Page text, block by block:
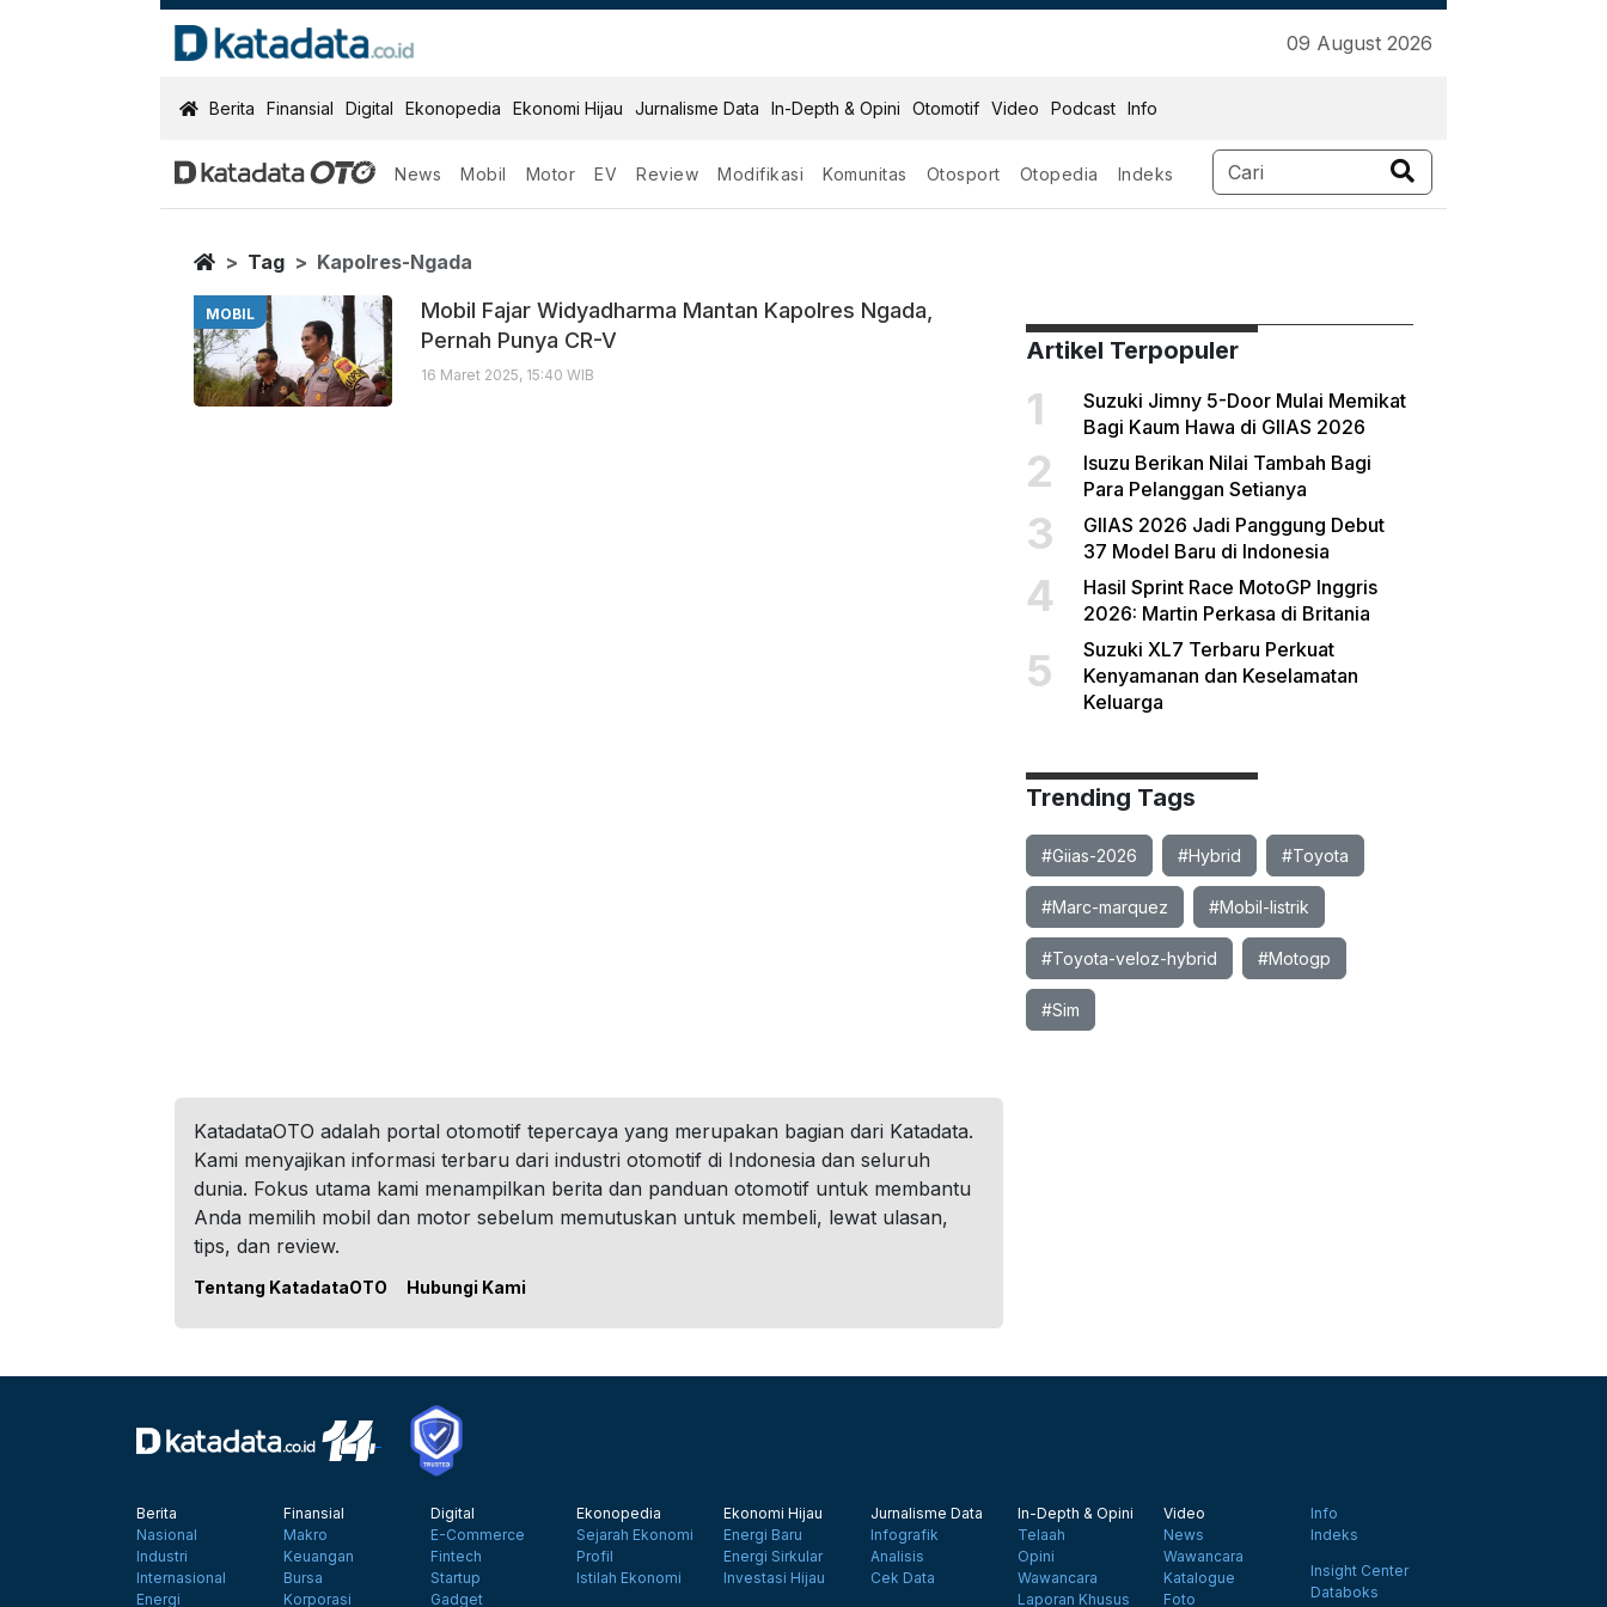
09 August 2026
KatadataOTO
Berita Finansial Digital Ekonopedia Ekonomi Hijau Jurnalisme Data In-Depth & Opini Otomotif Video Podcast Info
News Mobil Motor EV Review Modifikasi Komunitas Otosport Otopedia Indeks
Kapolres Ngada
Berita Terbaru
Home
Tag Kapolres-Ngada
MOBIL
Mobil Fajar Widyadharma Mantan Kapolres Ngada,
Pernah Punya CR-V
16 Maret 2025, 15:40 WIB
Artikel Terpopuler
1
Suzuki Jimny 5-Door Mulai Memikat
Bagi Kaum Hawa di GIIAS 2026
2
Isuzu Berikan Nilai Tambah Bagi
Para Pelanggan Setianya
3
GIIAS 2026 Jadi Panggung Debut
37 Model Baru di Indonesia
4
Hasil Sprint Race MotoGP Inggris
2026: Martin Perkasa di Britania
5
Suzuki XL7 Terbaru Perkuat
Kenyamanan dan Keselamatan
Keluarga
Trending Tags
#Giias-2026 #Hybrid #Toyota
#Marc-marquez #Mobil-listrik
#Toyota-veloz-hybrid #Motogp
#Sim
KatadataOTO adalah portal otomotif tepercaya yang merupakan bagian dari Katadata.
Kami menyajikan informasi terbaru dari industri otomotif di Indonesia dan seluruh
dunia. Fokus utama kami menampilkan berita dan panduan otomotif untuk membantu
Anda memilih mobil dan motor sebelum memutuskan untuk membeli, lewat ulasan,
tips, dan review.
Tentang KatadataOTO Hubungi Kami
Berita
Nasional
Industri
Internasional
Energi
Finansial
Makro
Keuangan
Bursa
Korporasi
Digital
E-Commerce
Fintech
Startup
Gadget
Ekonopedia
Sejarah Ekonomi
Profil
Istilah Ekonomi
Ekonomi Hijau
Energi Baru
Energi Sirkular
Investasi Hijau
Jurnalisme Data
Infografik
Analisis
Cek Data
In-Depth & Opini
Telaah
Opini
Wawancara
Laporan Khusus
Video
News
Wawancara
Katalogue
Foto
Info
Indeks
Insight Center
Databoks